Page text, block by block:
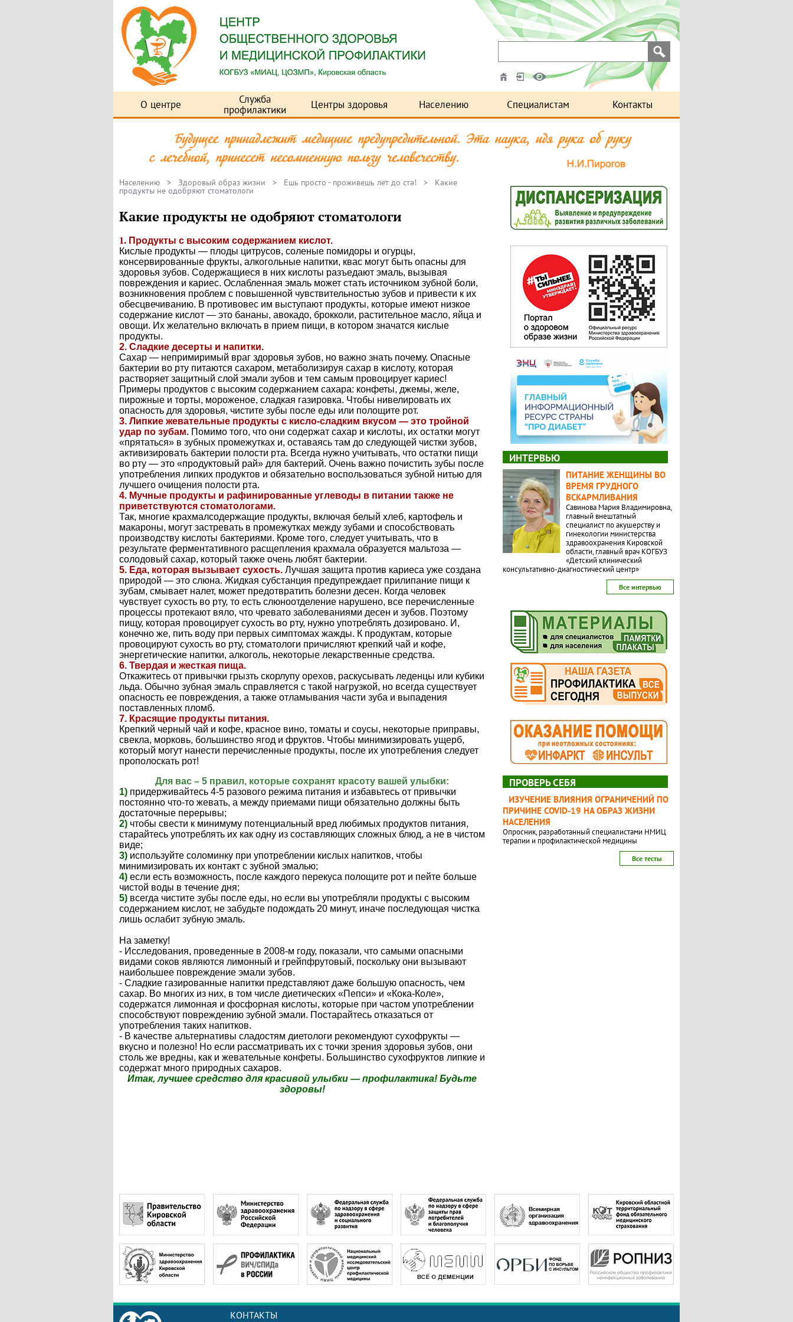
О центре
Служба
профилактики
Центры здоровья Населению Специалистам Контакты
Населению > Здоровый образ жизни > Ешь просто - проживешь лет до ста! > Какие
продукты не одобряют стоматологи
Какие продукты не одобряют стоматологи
1. Продукты с высоким содержанием кислот.
Кислые продукты — плоды цитрусов, соленые помидоры и огурцы,
консервированные фрукты, алкогольные напитки, квас могут быть опасны для
здоровья зубов. Содержащиеся в них кислоты разъедают эмаль, вызывая
повреждения и кариес. Ослабленная эмаль может стать источником зубной боли,
возникновения проблем с повышенной чувствительностью зубов и привести к их
обесцвечиванию. В противовес им выступают продукты, которые имеют низкое
содержание кислот — это бананы, авокадо, брокколи, растительное масло, яйца и
овощи. Их желательно включать в прием пищи, в котором значатся кислые
продукты.
2. Сладкие десерты и напитки.
Сахар — непримиримый враг здоровья зубов, но важно знать почему. Опасные
бактерии во рту питаются сахаром, метаболизируя сахар в кислоту, которая
растворяет защитный слой эмали зубов и тем самым провоцирует кариес!
Примеры продуктов с высоким содержанием сахара: конфеты, джемы, желе,
пирожные и торты, мороженое, сладкая газировка. Чтобы нивелировать их
опасность для здоровья, чистите зубы после еды или полощите рот.
3. Липкие жевательные продукты с кисло-сладким вкусом — это тройной
удар по зубам. Помимо того, что они содержат сахар и кислоты, их остатки могут
«прятаться» в зубных промежутках и, оставаясь там до следующей чистки зубов,
активизировать бактерии полости рта. Всегда нужно учитывать, что остатки пищи
во рту — это «продуктовый рай» для бактерий. Очень важно почистить зубы после
употребления липких продуктов и обязательно воспользоваться зубной нитью для
лучшего очищения полости рта.
4. Мучные продукты и рафинированные углеводы в питании также не
приветствуются стоматологами.
Так, многие крахмалсодержащие продукты, включая белый хлеб, картофель и
макароны, могут застревать в промежутках между зубами и способствовать
производству кислоты бактериями. Кроме того, следует учитывать, что в
результате ферментативного расщепления крахмала образуется мальтоза —
солодовый сахар, который также очень любят бактерии.
5. Еда, которая вызывает сухость. Лучшая защита против кариеса уже создана
природой — это слюна. Жидкая субстанция предупреждает прилипание пищи к
зубам, смывает налет, может предотвратить болезни десен. Когда человек
чувствует сухость во рту, то есть слюноотделение нарушено, все перечисленные
процессы протекают вяло, что чревато заболеваниями десен и зубов. Поэтому
пищу, которая провоцирует сухость во рту, нужно употреблять дозировано. И,
конечно же, пить воду при первых симптомах жажды. К продуктам, которые
провоцируют сухость во рту, стоматологи причисляют крепкий чай и кофе,
энергетические напитки, алкоголь, некоторые лекарственные средства.
6. Твердая и жесткая пища.
Откажитесь от привычки грызть скорлупу орехов, раскусывать леденцы или кубики
льда. Обычно зубная эмаль справляется с такой нагрузкой, но всегда существует
опасность ее повреждения, а также отламывания части зуба и выпадения
поставленных пломб.
7. Красящие продукты питания.
Крепкий черный чай и кофе, красное вино, томаты и соусы, некоторые приправы,
свекла, морковь, большинство ягод и фруктов. Чтобы минимизировать ущерб,
который могут нанести перечисленные продукты, после их употребления следует
прополоскать рот!
Для вас – 5 правил, которые сохранят красоту вашей улыбки:
1) придерживайтесь 4-5 разового режима питания и избавьтесь от привычки
постоянно что-то жевать, а между приемами пищи обязательно должны быть
достаточные перерывы;
2) чтобы свести к минимуму потенциальный вред любимых продуктов питания,
старайтесь употреблять их как одну из составляющих сложных блюд, а не в чистом
виде;
3) используйте соломинку при употреблении кислых напитков, чтобы
минимизировать их контакт с зубной эмалью;
4) если есть возможность, после каждого перекуса полощите рот и пейте больше
чистой воды в течение дня;
5) всегда чистите зубы после еды, но если вы употребляли продукты с высоким
содержанием кислот, не забудьте подождать 20 минут, иначе последующая чистка
лишь ослабит зубную эмаль.
На заметку!
- Исследования, проведенные в 2008-м году, показали, что самыми опасными
видами соков являются лимонный и грейпфрутовый, поскольку они вызывают
наибольшее повреждение эмали зубов.
- Сладкие газированные напитки представляют даже большую опасность, чем
сахар. Во многих из них, в том числе диетических «Пепси» и «Кока-Коле»,
содержатся лимонная и фосфорная кислоты, которые при частом употреблении
способствуют повреждению зубной эмали. Постарайтесь отказаться от
употребления таких напитков.
- В качестве альтернативы сладостям диетологи рекомендуют сухофрукты —
вкусно и полезно! Но если рассматривать их с точки зрения здоровья зубов, они
столь же вредны, как и жевательные конфеты. Большинство сухофруктов липкие и
содержат много природных сахаров.
Итак, лучшее средство для красивой улыбки — профилактика! Будьте
здоровы!
ИНТЕРВЬЮ
ПИТАНИЕ ЖЕНЩИНЫ ВО
ВРЕМЯ ГРУДНОГО
ВСКАРМЛИВАНИЯ
Савинова Мария Владимировна,
главный внештатный
специалист по акушерству и
гинекологии министерства
здравоохранения Кировской
области, главный врач КОГБУЗ
«Детский клинический
консультативно-диагностический центр»
Все интервью
ПРОВЕРЬ СЕБЯ
ИЗУЧЕНИЕ ВЛИЯНИЯ ОГРАНИЧЕНИЙ ПО
ПРИЧИНЕ COVID-19 НА ОБРАЗ ЖИЗНИ
НАСЕЛЕНИЯ
Опросник, разработанный специалистами НМИЦ
терапии и профилактической медицины
Все тесты
КОНТАКТЫ